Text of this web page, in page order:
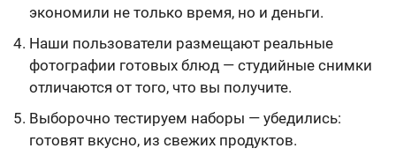
экономили не только время, но и деньги.
Наши пользователи размещают реальные
фотографии готовых блюд — студийные снимки
отличаются от того, что вы получите.
Выборочно тестируем наборы — убедились:
готовят вкусно, из свежих продуктов.